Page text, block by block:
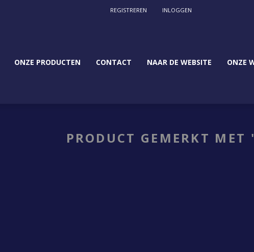
REGISTREREN INLOGGEN
ONZE PRODUCTEN CONTACT NAAR DE WEBSITE ONZE
PRODUCT GEMERKT